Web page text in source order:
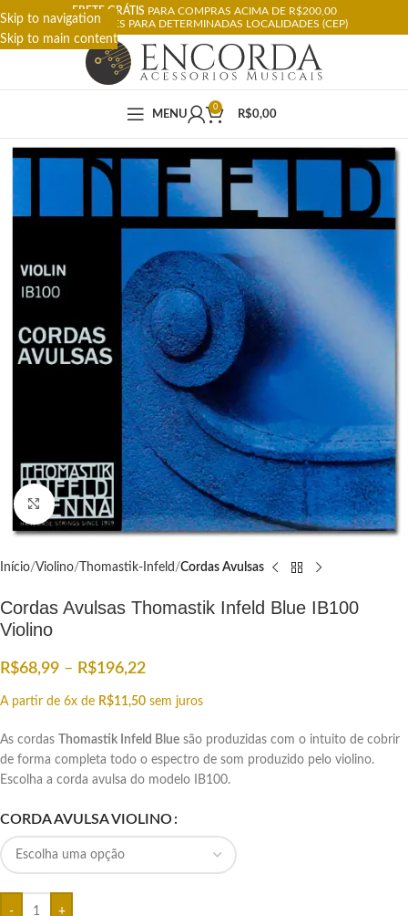
Skip to navigation
Skip to main content
FRETE GRÁTIS PARA COMPRAS ACIMA DE R$200,00
RESTRIÇÕES PARA DETERMINADAS LOCALIDADES (CEP)
MENU
0
R$0,00
Click to enlarge
Início Violino Thomastik-Infeld Cordas Avulsas
Cordas Avulsas Thomastik Infeld Blue IB100
Violino
R$68,99 – R$196,22
A partir de 6x de R$11,50 sem juros
As cordas Thomastik Infeld Blue são produzidas com o intuito de cobrir
de forma completa todo o espectro de som produzido pelo violino.
Escolha a corda avulsa do modelo IB100.
CORDA AVULSA VIOLINO